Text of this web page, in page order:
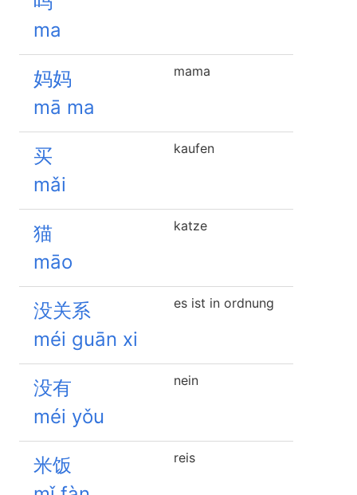
ma
妈妈
mā ma
mama
买
mǎi
kaufen
猫
māo
katze
没关系
méi guān xi
es ist in ordnung
没有
méi yǒu
nein
米饭
reis